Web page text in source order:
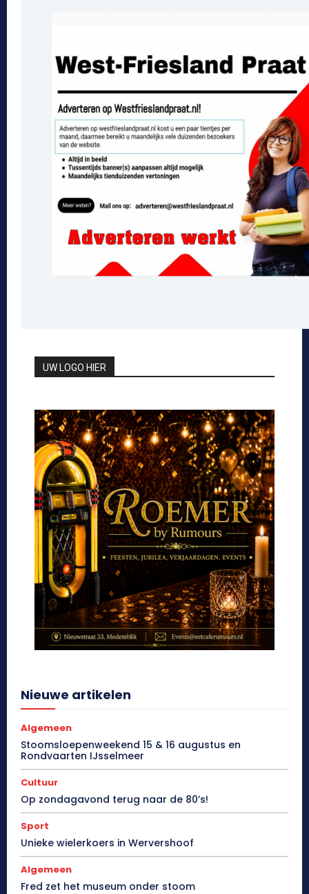
UW LOGO HIER
Nieuwe artikelen
Algemeen
Stoomsloepenweekend 15 & 16 augustus en
Rondvaarten IJsselmeer
Cultuur
Op zondagavond terug naar de 80’s!
Sport
Unieke wielerkoers in Wervershoof
Algemeen
Fred zet het museum onder stoom